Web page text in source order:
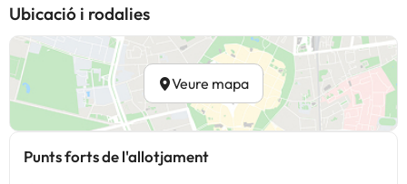
Ubicació i rodalies
Veure mapa
Punts forts de l'allotjament